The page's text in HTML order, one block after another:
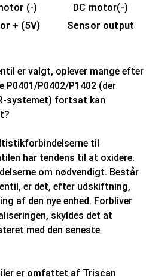
(-)
DC motor(-)
+ (5V) Sensor output
er valgt, oplever mange efter
P0402/P1402 (der
systemet) fortsat kan
til
har tendens til at oxidere.
om nødvendigt. Består
er det, efter udskiftning,
af den nye enhed. Forbliver
skyldes det at
med den seneste
er omfattet af Triscan